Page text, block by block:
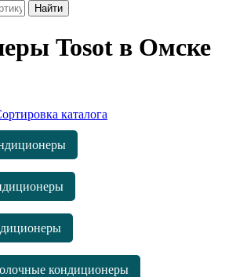
Tosot в Омске
каталога
кондиционеры